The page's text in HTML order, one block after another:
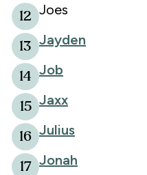
12 Joes
13 Jayden
14 Job
15 Jaxx
16 Julius
17 Jonah